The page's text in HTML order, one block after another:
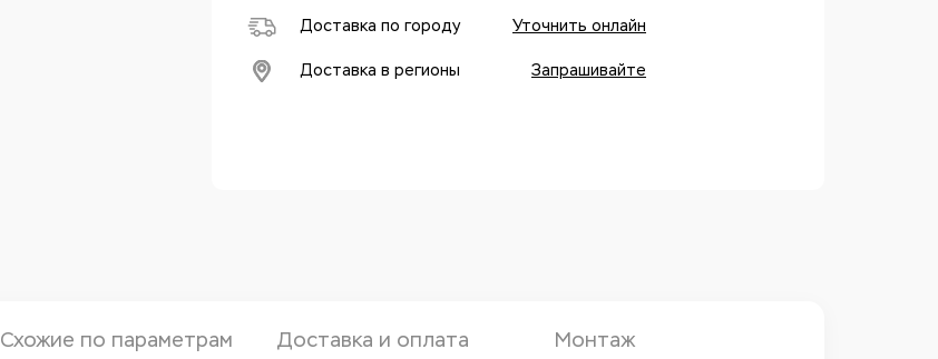
Доставка по городу Уточнить онлайн
Доставка в регионы Запрашивайте
Схожие по параметрам Доставка и оплата Монтаж